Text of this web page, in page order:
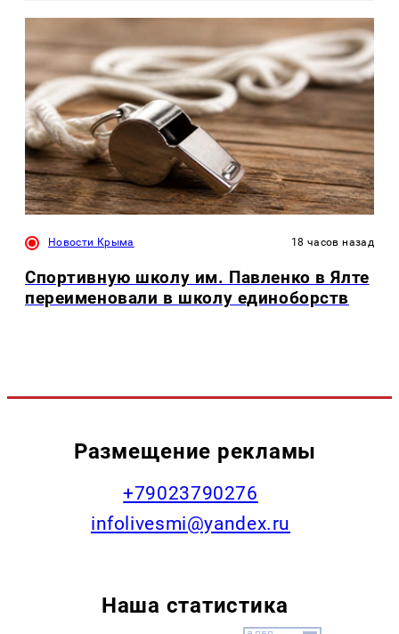
Новости Крыма 18 часов назад
Спортивную школу им. Павленко в Ялте
переименовали в школу единоборств
Размещение рекламы
+79023790276
infolivesmi@yandex.ru
Наша статистика